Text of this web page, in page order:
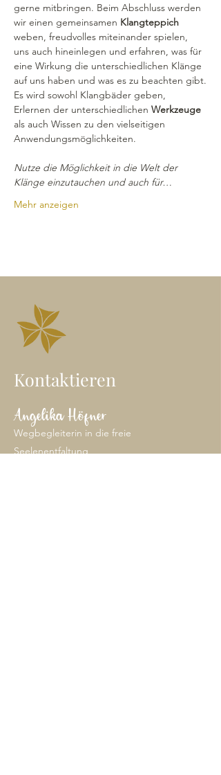
gerne mitbringen. Beim Abschluss werden
wir einen gemeinsamen Klangteppich
weben, freudvolles miteinander spielen,
uns auch hineinlegen und erfahren, was für
eine Wirkung die unterschiedlichen Klänge
auf uns haben und was es zu beachten gibt.
Es wird sowohl Klangbäder geben,
Erlernen der unterschiedlichen Werkzeuge
als auch Wissen zu den vielseitigen
Anwendungsmöglichkeiten.
Nutze die Möglichkeit in die Welt der
Klänge einzutauchen und auch für…
Mehr anzeigen
Kontaktieren
Angelika Höfner
Wegbegleiterin in die freie
Seelenentfaltung